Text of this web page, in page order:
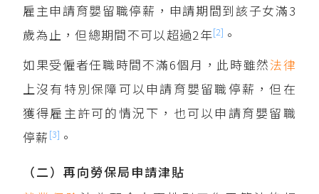
雇主申請育嬰留職停薪，申請期間到該子女滿3
歲為止，但總期間不可以超過2年[2] 。
如果受僱者任職時間不滿6個月，此時雖然法律
上沒有特別保障可以申請育嬰留職停薪，但在
獲得雇主許可的情況下，也可以申請育嬰留職
停薪 [3] 。
（二）再向勞保局申請津貼